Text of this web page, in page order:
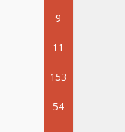
9
11
153
54